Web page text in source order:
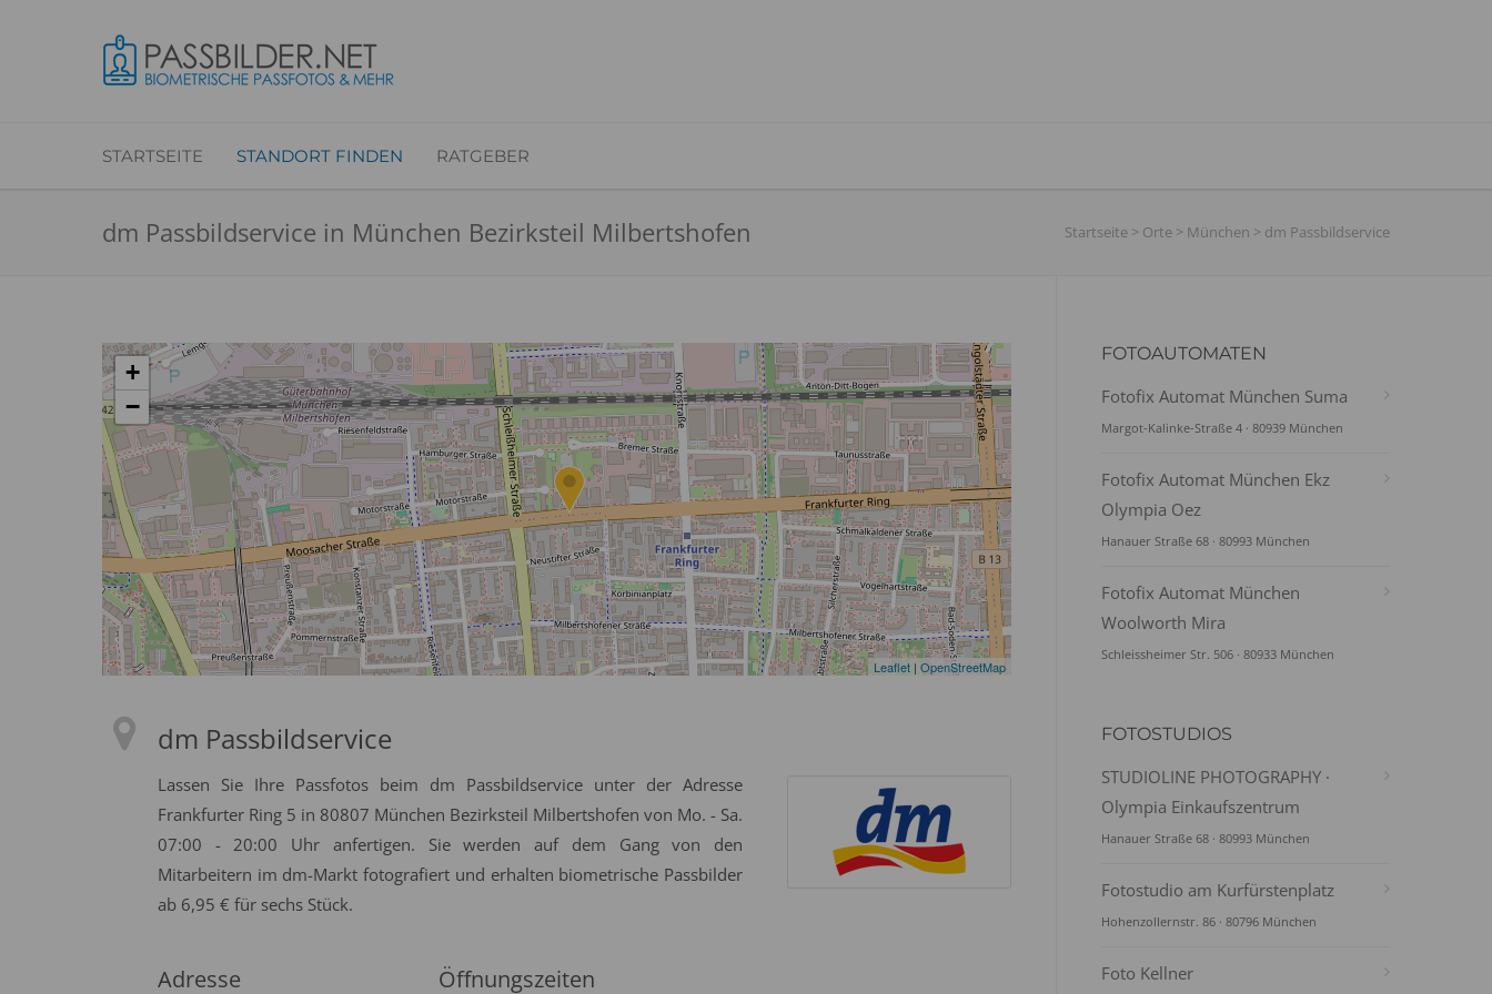
STARTSEITE STANDORT FINDEN RATGEBER
dm Passbildservice in München Bezirksteil Milbertshofen Startseite > Orte > München > dm Passbildservice
+
−
Leaflet | OpenStreetMap
dm Passbildservice
Lassen Sie Ihre Passfotos beim dm Passbildservice unter der Adresse
Frankfurter Ring 5 in 80807 München Bezirksteil Milbertshofen von Mo. - Sa.
07:00 - 20:00 Uhr anfertigen. Sie werden auf dem Gang von den
Mitarbeitern im dm-Markt fotografiert und erhalten biometrische Passbilder
ab 6,95 € für sechs Stück.
Adresse Öffnungszeiten
FOTOAUTOMATEN
Fotofix Automat München Suma
Margot-Kalinke-Straße 4 · 80939 München
Fotofix Automat München Ekz
Olympia Oez
Hanauer Straße 68 · 80993 München
Fotofix Automat München
Woolworth Mira
Schleissheimer Str. 506 · 80933 München
FOTOSTUDIOS
STUDIOLINE PHOTOGRAPHY ·
Olympia Einkaufszentrum
Hanauer Straße 68 · 80993 München
Fotostudio am Kurfürstenplatz
Hohenzollernstr. 86 · 80796 München
Foto Kellner